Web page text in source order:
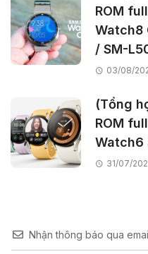
ROM
Watch8
/ SM-
03/08/
(Tổng
ROM
Watch6
31/07/
Nhận thông báo qua